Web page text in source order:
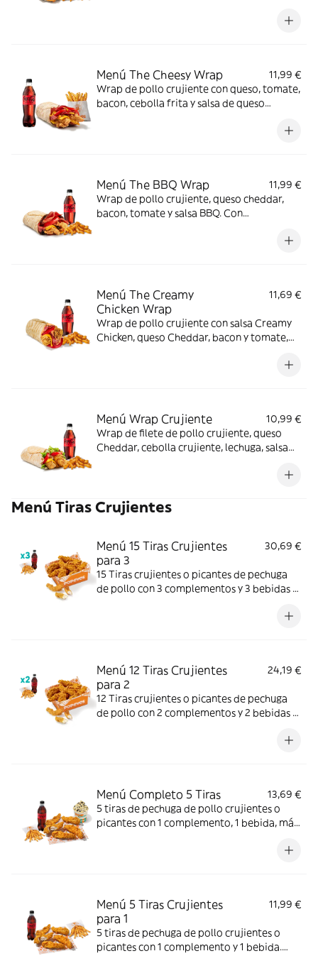
Menú The Cheesy Wrap
11,99 €
Wrap de pollo crujiente con queso, tomate,
bacon, cebolla frita y salsa de queso
Menú The BBQ Wrap
11,99 €
Wrap de pollo crujiente, queso cheddar,
bacon, tomate y salsa BBQ. Con
Menú The Creamy
Chicken Wrap
11,69 €
Wrap de pollo crujiente con salsa Creamy
Chicken, queso Cheddar, bacon y tomate,
Menú Wrap Crujiente
10,99 €
Wrap de filete de pollo crujiente, queso
Cheddar, cebolla crujiente, lechuga, salsa
Menú Tiras Crujientes
Menú 15 Tiras Crujientes
para 3
30,69 €
15 Tiras crujientes o picantes de pechuga
de pollo con 3 complementos y 3 bebidas a
Menú 12 Tiras Crujientes
para 2
24,19 €
12 Tiras crujientes o picantes de pechuga
de pollo con 2 complementos y 2 bebidas a
Menú Completo 5 Tiras
13,69 €
5 tiras de pechuga de pollo crujientes o
picantes con 1 complemento, 1 bebida, más
Menú 5 Tiras Crujientes
para 1
11,99 €
5 tiras de pechuga de pollo crujientes o
picantes con 1 complemento y 1 bebida.